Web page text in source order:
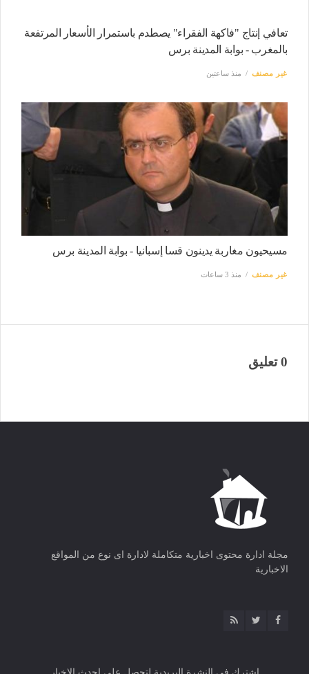
تعافي إنتاج "فاكهة الفقراء" يصطدم باستمرار الأسعار المرتفعة
بالمغرب - بوابة المدينة برس
غير مصنف منذ ساعتين
مسيحيون مغاربة يدينون قسا إسبانيا - بوابة المدينة برس
غير مصنف منذ 3 ساعات
0 تعليق
مجلة ادارة محتوى اخبارية متكاملة لادارة اى نوع من المواقع
الاخبارية